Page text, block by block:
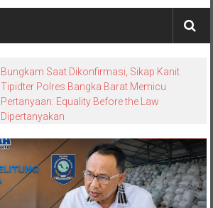
Perkuat Konektivitas Antarwilayah, Wings
Air Resmi Hadir Kembali di Bandara
Internasional H.A.S. Hanandjoeddin
Melayani Rute Belitung-Pangkalpinang